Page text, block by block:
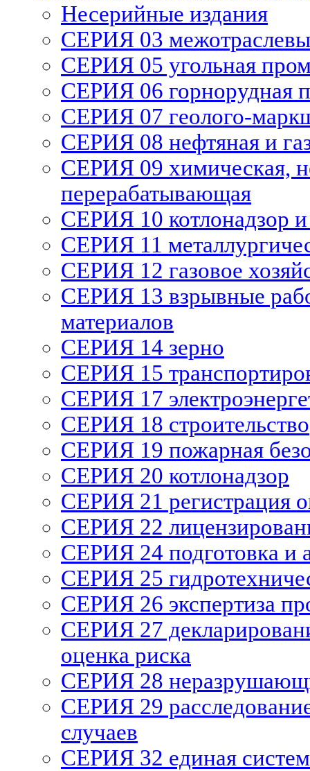
Несерийные издания
СЕРИЯ 03
СЕРИЯ 05 угольная
СЕРИЯ 06 горнорудная
СЕРИЯ 07 геолого-
СЕРИЯ 08 нефтяная и
СЕРИЯ 09 химическая,
перерабатывающая
СЕРИЯ 10 котлонадзор
СЕРИЯ 11
СЕРИЯ 12 газовое
СЕРИЯ 13 взрывные
материалов
СЕРИЯ 14 зерно
СЕРИЯ 15
СЕРИЯ 17
СЕРИЯ 18 строительство
СЕРИЯ 19 пожарная
СЕРИЯ 20 котлонадзор
СЕРИЯ 21 регистрация
СЕРИЯ 22
СЕРИЯ 24 подготовка и
СЕРИЯ 25
СЕРИЯ 26 экспертиза
СЕРИЯ 27
оценка риска
СЕРИЯ 28
СЕРИЯ 29
случаев
СЕРИЯ 32 единая